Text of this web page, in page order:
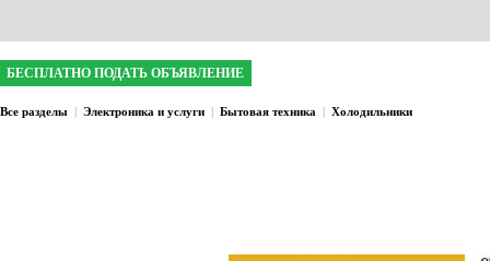
БЕСПЛАТНО ПОДАТЬ ОБЪЯВЛЕНИЕ
Все разделы | Электроника и услуги | Бытовая техника | Холодильники